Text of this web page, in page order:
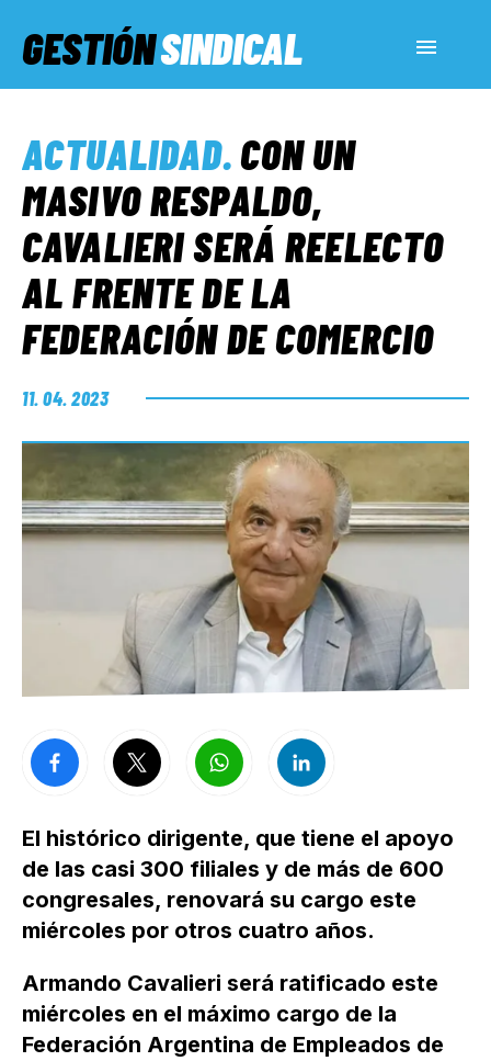
GESTIÓNSINDICAL
SERVICIOS SOCIALES
INFORMES ESPECIALES
FUERA DE MEGÁFONO
EL LADO «G»
ACTUALIDAD.CON UN
MASIVO RESPALDO,
CAVALIERI SERÁ REELECTO
AL FRENTE DE LA
FEDERACIÓN DE COMERCIO
11. 04. 2023
El histórico dirigente, que tiene el apoyo
de las casi 300 filiales y de más de 600
congresales, renovará su cargo este
miércoles por otros cuatro años.
Armando Cavalieri será ratificado este
miércoles en el máximo cargo de la
Federación Argentina de Empleados de